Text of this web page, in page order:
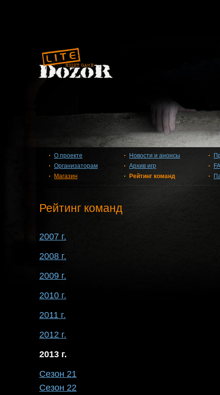
О проекте
Организаторам
Магазин
Новости и анонсы
Архив игр
Рейтинг команд
Рейтинг команд
2007 г.
2008 г.
2009 г.
2010 г.
2011 г.
2012 г.
2013 г.
Сезон 21
Сезон 22